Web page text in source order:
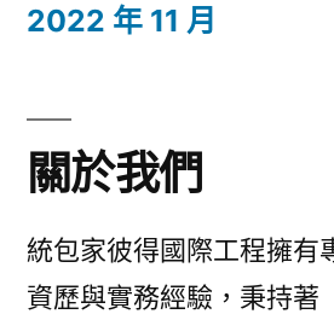
2022 年 11 月
關於我們
統包家彼得國際工程擁有
資歷與實務經驗，秉持著